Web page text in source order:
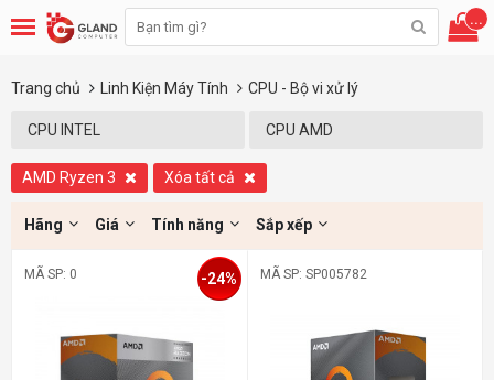
...
Trang chủ Linh Kiện Máy Tính CPU - Bộ vi xử lý
CPU INTEL CPU AMD
AMD Ryzen 3 Xóa tất cả
Hãng Giá Tính năng Sắp xếp
MÃ SP: 0 -24% MÃ SP: SP005782